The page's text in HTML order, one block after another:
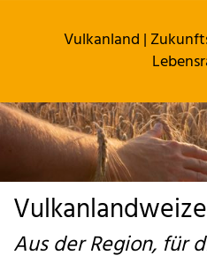
Vulkanland |
Aus der Region, für